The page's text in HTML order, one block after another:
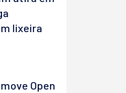
lixeira
Open